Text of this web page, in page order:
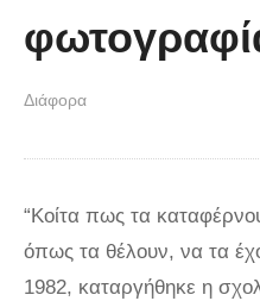
άτυχη μέρα στη
Διάφορα
“Κοίτα πως τα
όπως τα θέλουν, να τα
1982, καταργήθηκε η